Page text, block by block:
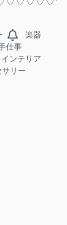
楽器
仕事
インテリア
サリー